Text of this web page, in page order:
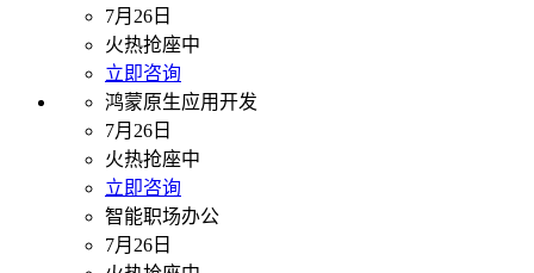
7月26日
火热抢座中
立即咨询
鸿蒙原生应用开发
7月26日
火热抢座中
立即咨询
智能职场办公
7月26日